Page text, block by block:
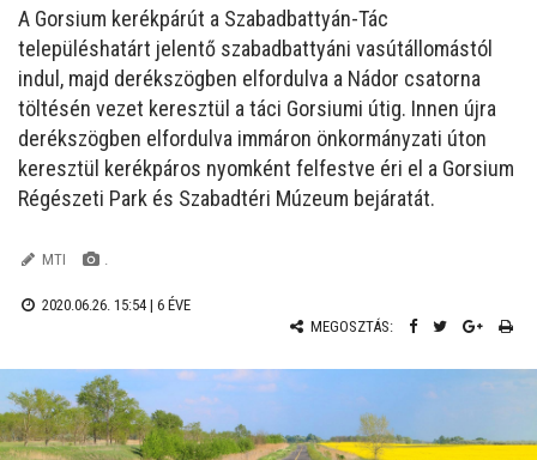
A Gorsium kerékpárút a Szabadbattyán-Tác
településhatárt jelentő szabadbattyáni vasútállomástól
indul, majd derékszögben elfordulva a Nádor csatorna
töltésén vezet keresztül a táci Gorsiumi útig. Innen újra
derékszögben elfordulva immáron önkormányzati úton
keresztül kerékpáros nyomként felfestve éri el a Gorsium
Régészeti Park és Szabadtéri Múzeum bejáratát.
MTI .
2020.06.26. 15:54 | 6 ÉVE
MEGOSZTÁS: